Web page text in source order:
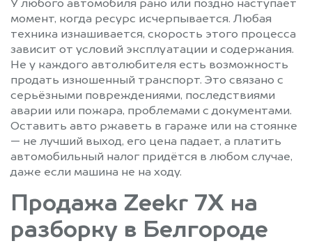
У любого автомобиля рано или поздно наступает
момент, когда ресурс исчерпывается. Любая
техника изнашивается, скорость этого процесса
зависит от условий эксплуатации и содержания.
Не у каждого автолюбителя есть возможность
продать изношенный транспорт. Это связано с
серьёзными повреждениями, последствиями
аварии или пожара, проблемами с документами.
Оставить авто ржаветь в гараже или на стоянке
— не лучший выход, его цена падает, а платить
автомобильный налог придётся в любом случае,
даже если машина не на ходу.
Продажа Zeekr 7X на
разборку в Белгороде